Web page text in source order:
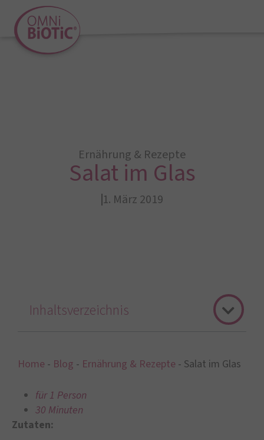
Ernährung & Rezepte
Salat im Glas
1. März 2019
Home - Blog - Ernährung & Rezepte - Salat im Glas
für 1 Person
30 Minuten
Zutaten:
Inhaltsverzeichnis